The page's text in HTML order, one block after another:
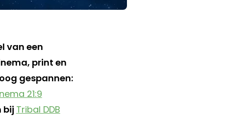
van een
print en
gespannen:
21:9
bij Tribal DDB